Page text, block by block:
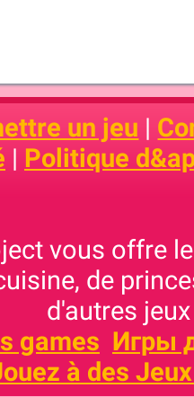
un jeu |
| Politique
vous offre
de
d'autres
games Игры
à des